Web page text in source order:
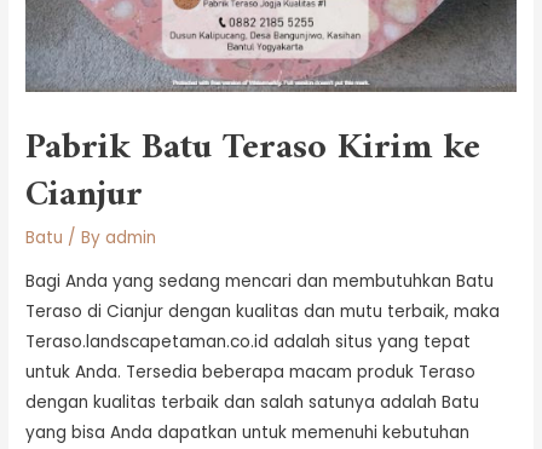
Pabrik Batu Teraso Kirim ke
Cianjur
Batu / Byadmin
Bagi Anda yang sedang mencari dan membutuhkan Batu
Teraso di Cianjur dengan kualitas dan mutu terbaik, maka
Teraso.landscapetaman.co.id adalah situs yang tepat
untuk Anda. Tersedia beberapa macam produk Teraso
dengan kualitas terbaik dan salah satunya adalah Batu
yang bisa Anda dapatkan untuk memenuhi kebutuhan